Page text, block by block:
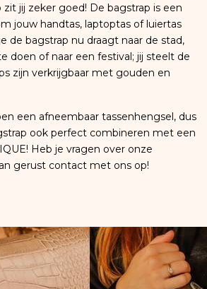
zit jij zeker goed! De bagstrap is een
jouw handtas, laptoptas of luiertas
de bagstrap nu draagt naar de stad,
doen of naar een festival; jij steelt de
zijn verkrijgbaar met gouden en
een afneembaar tassenhengsel, dus
ook perfect combineren met een
Heb je vragen over onze
gerust contact met ons op!